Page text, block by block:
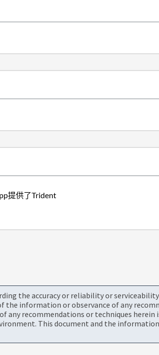
提供了Trident
the accuracy or reliability or
the information or observance of any
recommendations or techniques
This document and the